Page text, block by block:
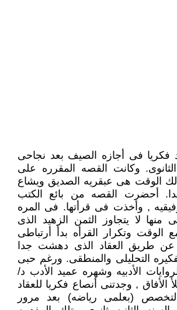
فكريا فى أجازه الصيف بعد نجاحى
وكانت القصه المقرره على
الوقت هى عبقريه الصديق ويشاع
أحضرت القصه من بائع الكتب
, وأخذت فى قرأتها. فى المره
منها لا يتجاوز الثمن الزهيد الذى
الوقت وتكرار القرأه بدأ أرتباطى
طريق العقاد الذى دهشت جدا
التحليلى والمنطقى. ورغم حبى
الأدبيه وشهره عميد الأدب د/
, وجدتنى أنصاع فكريا للعقاد
(بعلمى رياضه) بعد مرور